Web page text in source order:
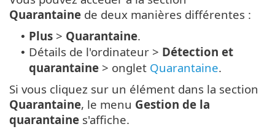
Quarantaine de deux manières différentes :
• Plus > Quarantaine.
• Détails de l'ordinateur > Détection et
quarantaine > onglet Quarantaine.
Si vous cliquez sur un élément dans la section
Quarantaine, le menu Gestion de la
quarantaine s'affiche.